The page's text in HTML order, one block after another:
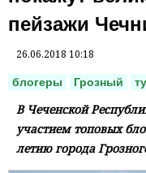
пейзажи
26.06.2018 10:18
блогеры Грозный
В Чеченской
участием топовых
летию города